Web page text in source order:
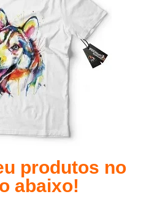
produtos no
abaixo!